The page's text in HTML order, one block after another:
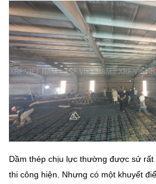
Dầm thép chịu lực thường được sử
thi công hiện. Nhưng có một khuyết